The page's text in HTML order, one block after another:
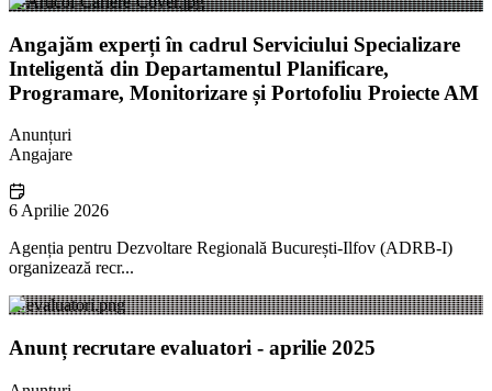
Angajăm experți în cadrul Serviciului Specializare
Inteligentă din Departamentul Planificare,
Programare, Monitorizare și Portofoliu Proiecte AM
Anunțuri
Angajare
6 Aprilie 2026
Agenția pentru Dezvoltare Regională București-Ilfov (ADRB-I)
organizează recr...
Anunț recrutare evaluatori - aprilie 2025